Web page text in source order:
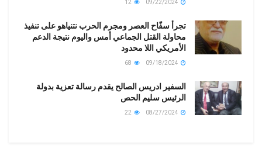
تجرأ سفّاح العصر ومجرم الحرب نتنياهو على تنفيذ
محاولة القتل الجماعي أمس واليوم نتيجة الدعم
الأمريكي اللا محدود
السفير ادريس الصالح يقدم رسالة تعزية بدولة
الرئيس سليم الحص